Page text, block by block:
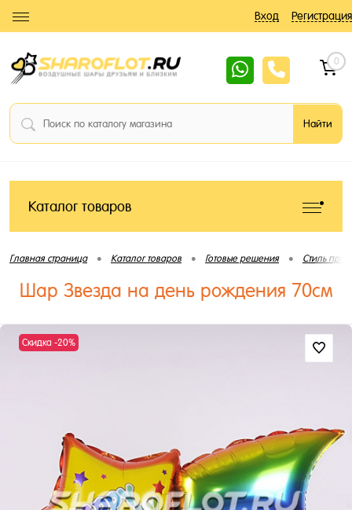
Вход Регистрация
0
Каталог товаров
Главная страница • Каталог товаров • Готовые решения • Стиль
Шар Звезда на день рождения 70см
Скидка -20%